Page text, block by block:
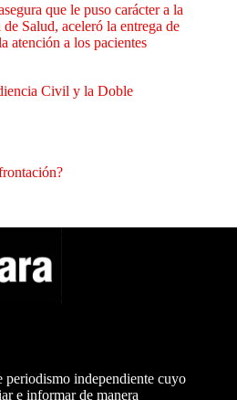
que le puso carácter a la
Salud, aceleró la entrega de
atención a los pacientes
Civil y la Doble
periodismo independiente cuyo
e informar de manera